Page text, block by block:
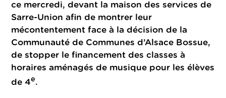
ce mercredi, devant la maison des services de
Sarre-Union afin de montrer leur
mécontentement face à la décision de la
Communauté de Communes d’Alsace Bossue,
de stopper le financement des classes à
horaires aménagés de musique pour les élèves
de 4e.